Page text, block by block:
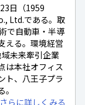
日（1959
Ltd.である。取
で自動車・半導
える。環境経営
未来牽引企業
は本社オフィス
ト、八王子プラ
さらに詳しくみる